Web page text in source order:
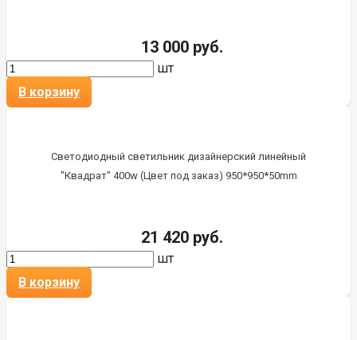
13 000 руб.
шт
В корзину
Светодиодный светильник дизайнерский линейный
"Квадрат" 400w (Цвет под заказ) 950*950*50mm
21 420 руб.
шт
В корзину